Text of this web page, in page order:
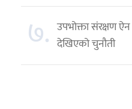
७. उपभोक्ता संरक्षण ऐन
देखिएको चुनौती